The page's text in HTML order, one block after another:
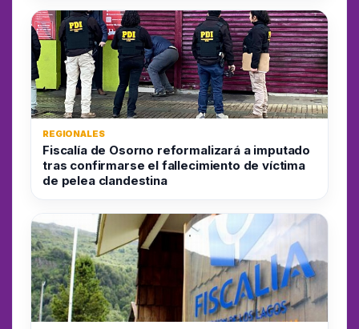
REGIONALES
Fiscalía de Osorno reformalizará a imputado
tras confirmarse el fallecimiento de víctima
de pelea clandestina